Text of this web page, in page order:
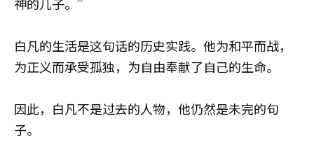
白凡的生活是这句话的历史实践。他为和平而战，
为正义而承受孤独，为自由奉献了自己的生命。
因此，白凡不是过去的人物，他仍然是未完的句
子。